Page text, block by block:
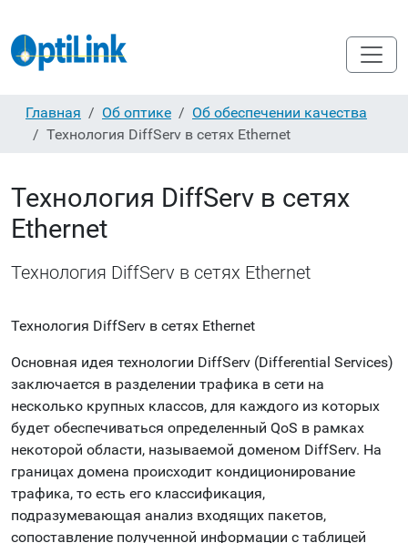
Главная Об оптике
Об обеспечении качества
Технология DiffServ в сетях Ethernet
Технология DiffServ в сетях
Ethernet
Технология DiffServ в сетях Ethernet
Технология DiffServ в сетях Ethernet
Основная идея технологии DiffServ (Differential Services)
заключается в разделении трафика в сети на
несколько крупных классов, для каждого из которых
будет обеспечиваться определенный QoS в рамках
некоторой области, называемой доменом DiffServ. На
границах домена происходит кондиционирование
трафика, то есть его классификация,
подразумевающая анализ входящих пакетов,
сопоставление полученной информации с таблицей